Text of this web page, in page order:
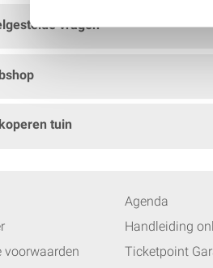
vragen
tuin
Agenda
Handleiding
voorwaarden
Ticketpoint